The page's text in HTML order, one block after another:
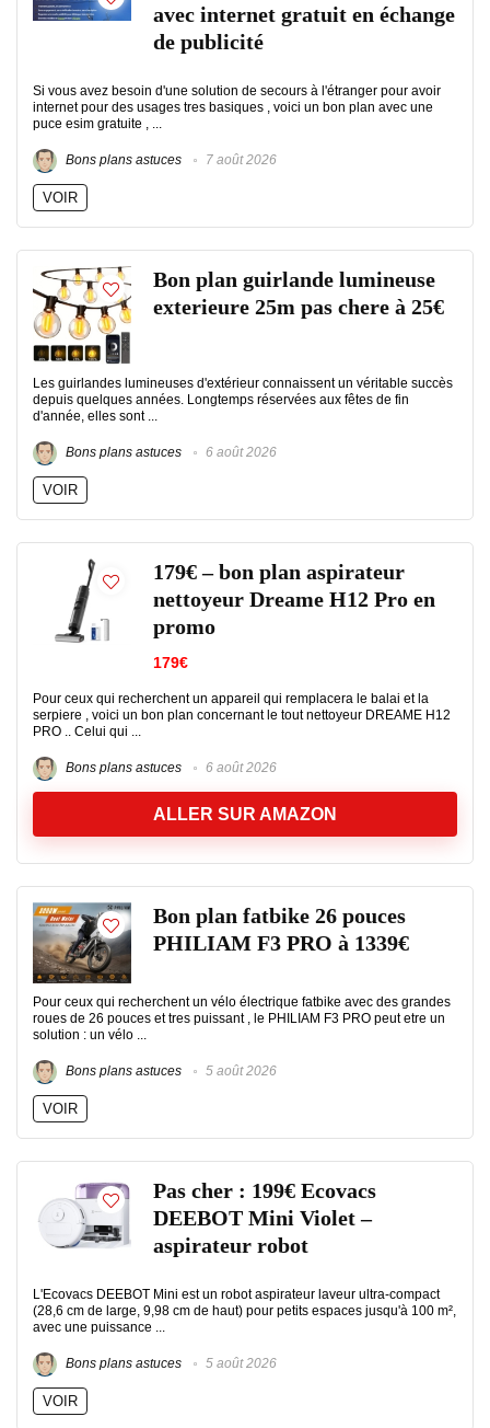
avec internet gratuit en échange
de publicité
Si vous avez besoin d'une solution de secours à l'étranger pour avoir
internet pour des usages tres basiques , voici un bon plan avec une
puce esim gratuite , ...
Bons plans astuces 7 août 2026
VOIR
Bon plan guirlande lumineuse
exterieure 25m pas chere à 25€
Les guirlandes lumineuses d'extérieur connaissent un véritable succès
depuis quelques années. Longtemps réservées aux fêtes de fin
d'année, elles sont ...
Bons plans astuces 6 août 2026
VOIR
179€ – bon plan aspirateur
nettoyeur Dreame H12 Pro en
promo
179€
Pour ceux qui recherchent un appareil qui remplacera le balai et la
serpiere , voici un bon plan concernant le tout nettoyeur DREAME H12
PRO .. Celui qui ...
Bons plans astuces 6 août 2026
ALLER SUR AMAZON
Bon plan fatbike 26 pouces
PHILIAM F3 PRO à 1339€
Pour ceux qui recherchent un vélo électrique fatbike avec des grandes
roues de 26 pouces et tres puissant , le PHILIAM F3 PRO peut etre un
solution : un vélo ...
Bons plans astuces 5 août 2026
VOIR
Pas cher : 199€ Ecovacs
DEEBOT Mini Violet –
aspirateur robot
L'Ecovacs DEEBOT Mini est un robot aspirateur laveur ultra-compact
(28,6 cm de large, 9,98 cm de haut) pour petits espaces jusqu'à 100 m²,
avec une puissance ...
Bons plans astuces 5 août 2026
VOIR